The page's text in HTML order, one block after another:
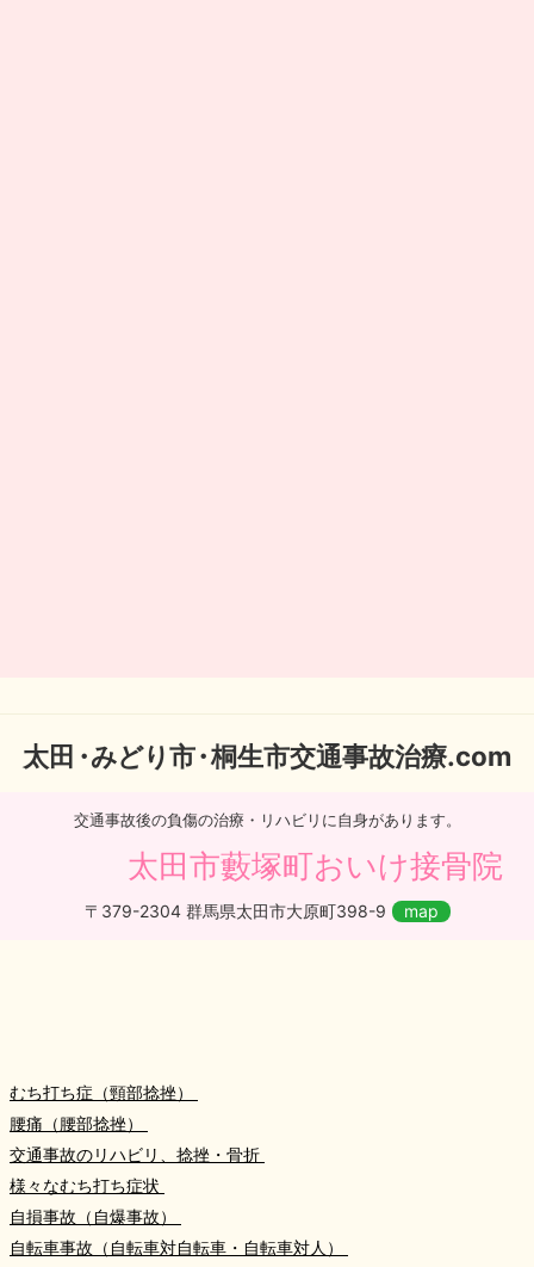
太田・みどり市・桐生市交通事故治療.com
交通事故後の負傷の治療・リハビリに自身があります。
太田市藪塚町おいけ接骨院
〒379-2304 群馬県太田市大原町398-9 map
むち打ち症（頸部捻挫）
腰痛（腰部捻挫）
交通事故のリハビリ、捻挫・骨折
様々なむち打ち症状
自損事故（自爆事故）
自転車事故（自転車対自転車・自転車対人）